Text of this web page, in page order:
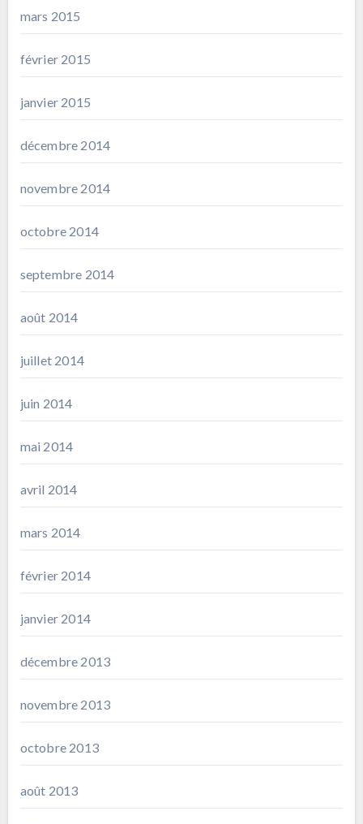
mars 2015
février 2015
janvier 2015
décembre 2014
novembre 2014
octobre 2014
septembre 2014
août 2014
juillet 2014
juin 2014
mai 2014
avril 2014
mars 2014
février 2014
janvier 2014
décembre 2013
novembre 2013
octobre 2013
août 2013